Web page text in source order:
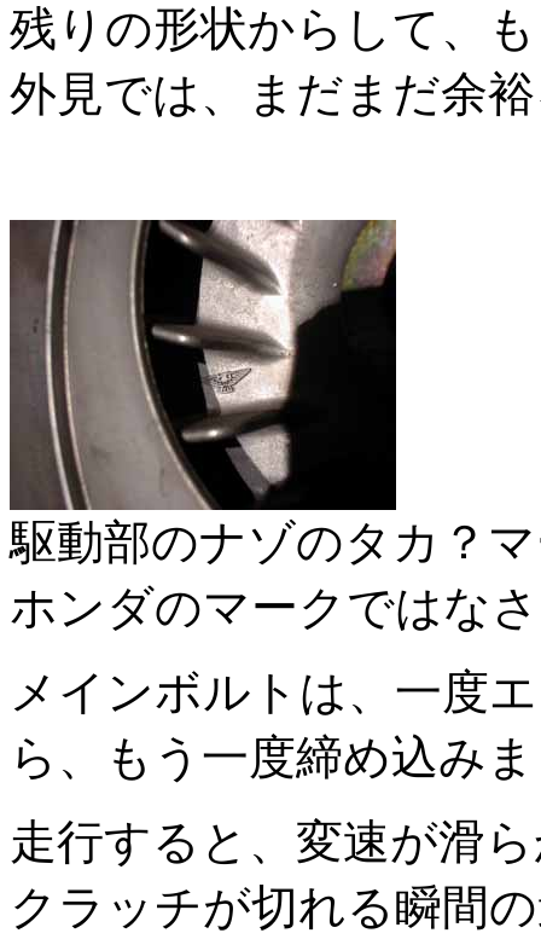
残りの形状からして、
外見では、まだまだ余
駆動部のナゾのタカ？
ホンダのマークではな
メインボルトは、一度
ら、もう一度締め込み
走行すると、変速が滑
クラッチが切れる瞬間